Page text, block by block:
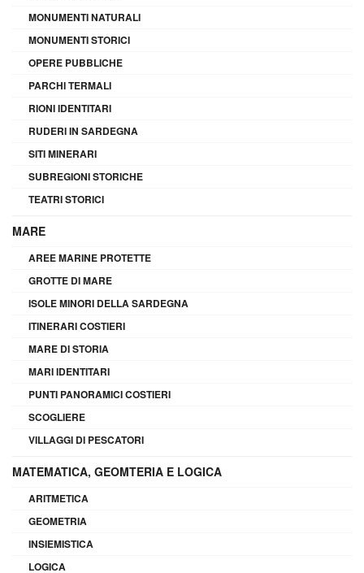
MONUMENTI NATURALI
MONUMENTI STORICI
OPERE PUBBLICHE
PARCHI TERMALI
RIONI IDENTITARI
RUDERI IN SARDEGNA
SITI MINERARI
SUBREGIONI STORICHE
TEATRI STORICI
MARE
AREE MARINE PROTETTE
GROTTE DI MARE
ISOLE MINORI DELLA SARDEGNA
ITINERARI COSTIERI
MARE DI STORIA
MARI IDENTITARI
PUNTI PANORAMICI COSTIERI
SCOGLIERE
VILLAGGI DI PESCATORI
MATEMATICA, GEOMTERIA E LOGICA
ARITMETICA
GEOMETRIA
INSIEMISTICA
LOGICA